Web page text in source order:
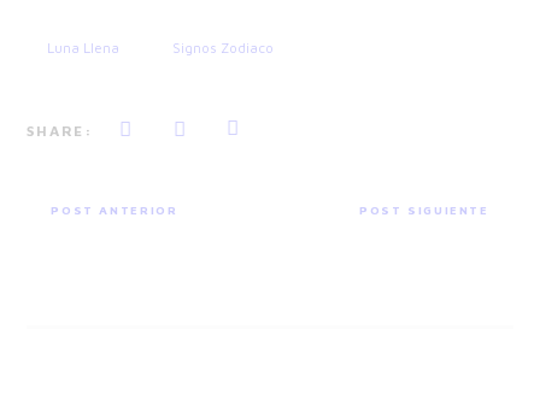
Luna Llena Signos Zodiaco
SHARE:
POST ANTERIOR POST SIGUIENTE